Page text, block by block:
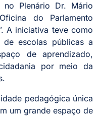
no Plenário Dr. Mário
do Parlamento
A iniciativa teve como
de escolas públicas a
de aprendizado,
por meio da
pedagógica única
um grande espaço de